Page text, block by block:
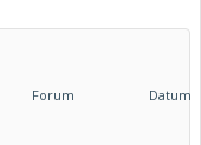
Forum Datum